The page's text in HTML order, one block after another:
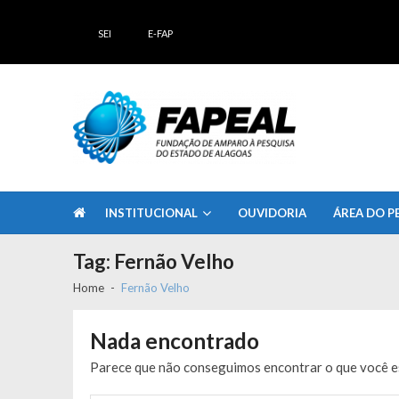
SEI E-FAP
INSTITUCIONAL OUVIDORIA ÁREA DO
Tag: Fernão Velho
Home Fernão Velho
Nada encontrado
Parece que não conseguimos encontrar o que você